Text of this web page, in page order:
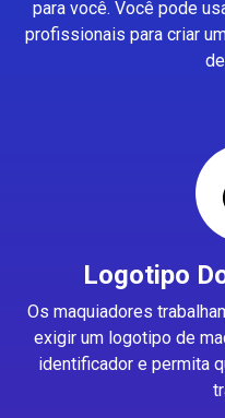
para você. Você pode
profissionais para criar
Logotipo
Os maquiadores
exigir um logotipo de
identificador e permita